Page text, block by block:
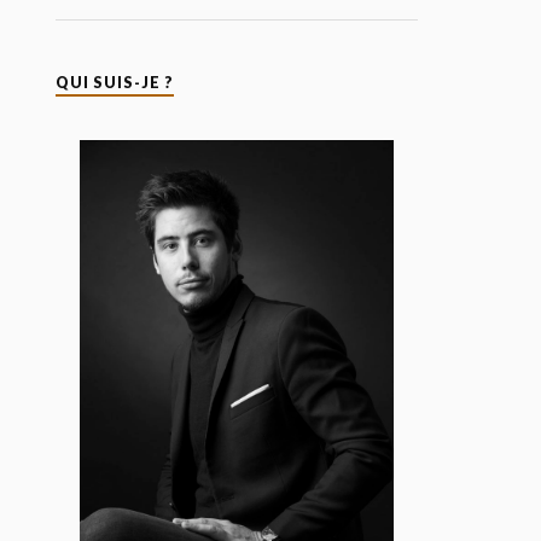
QUI SUIS-JE ?